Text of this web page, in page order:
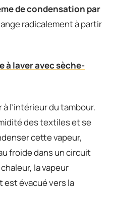
de condensation par
radicalement à partir
à laver avec sèche-
l’intérieur du tambour.
des textiles et se
cette vapeur,
froide dans un circuit
la vapeur
évacué vers la